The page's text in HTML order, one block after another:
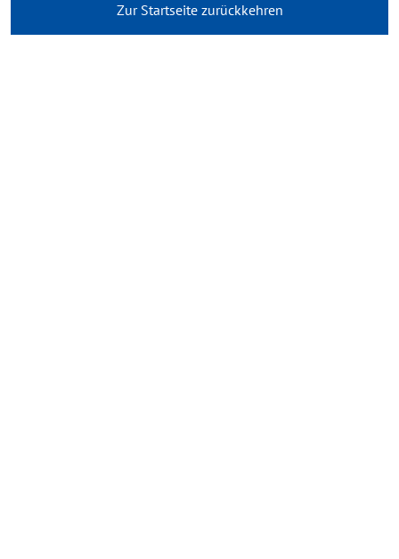
Zur Startseite zurückkehren